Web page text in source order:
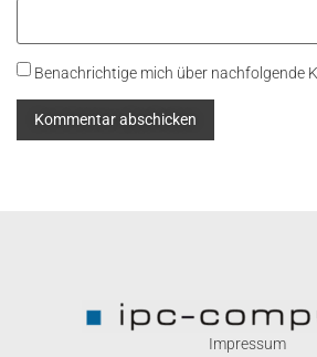
Benachrichtige mich über nachfolgende
Impressum